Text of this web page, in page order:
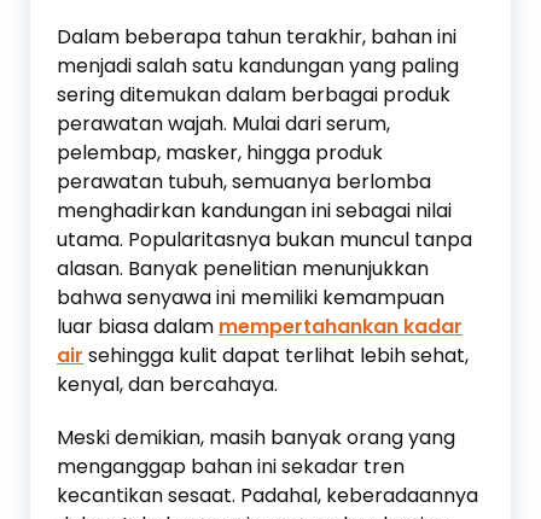
Dalam beberapa tahun terakhir, bahan ini
menjadi salah satu kandungan yang paling
sering ditemukan dalam berbagai produk
perawatan wajah. Mulai dari serum,
pelembap, masker, hingga produk
perawatan tubuh, semuanya berlomba
menghadirkan kandungan ini sebagai nilai
utama. Popularitasnya bukan muncul tanpa
alasan. Banyak penelitian menunjukkan
bahwa senyawa ini memiliki kemampuan
luar biasa dalam mempertahankan kadar
air sehingga kulit dapat terlihat lebih sehat,
kenyal, dan bercahaya.
Meski demikian, masih banyak orang yang
menganggap bahan ini sekadar tren
kecantikan sesaat. Padahal, keberadaannya